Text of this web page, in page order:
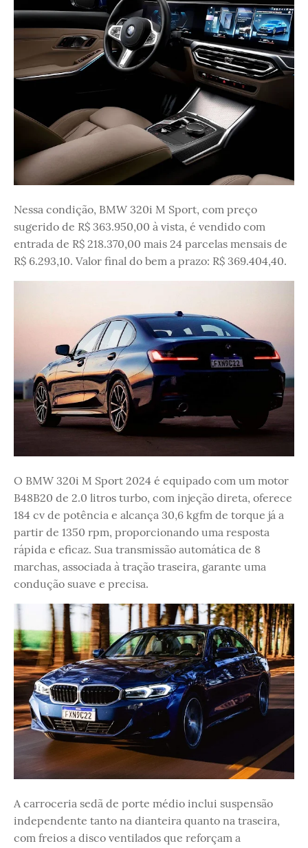
Nessa condição, BMW 320i M Sport, com preço
sugerido de R$ 363.950,00 à vista, é vendido com
entrada de R$ 218.370,00 mais 24 parcelas mensais de
R$ 6.293,10. Valor final do bem a prazo: R$ 369.404,40.
O BMW 320i M Sport 2024 é equipado com um motor
B48B20 de 2.0 litros turbo, com injeção direta, oferece
184 cv de potência e alcança 30,6 kgfm de torque já a
partir de 1350 rpm, proporcionando uma resposta
rápida e eficaz. Sua transmissão automática de 8
marchas, associada à tração traseira, garante uma
condução suave e precisa.
A carroceria sedã de porte médio inclui suspensão
independente tanto na dianteira quanto na traseira,
com freios a disco ventilados que reforçam a